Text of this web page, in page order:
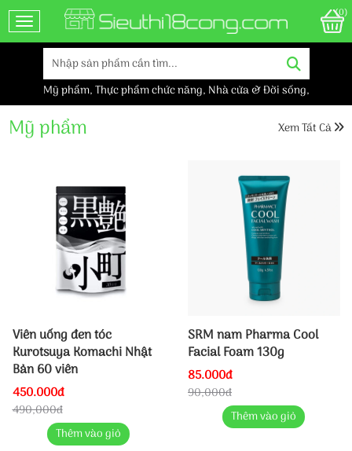
Toggle navigation
(0)
Mỹ phẩm,Thực phẩm chức năng, Nhà cửa & Đời sống,
Mỹ phẩm Xem Tất Cả
Viên uống đen tóc
Kurotsuya Komachi Nhật
Bản 60 viên
450.000đ
490,000đ
Thêm vào giỏ
SRM nam Pharma Cool
Facial Foam 130g
85.000đ
90,000đ
Thêm vào giỏ